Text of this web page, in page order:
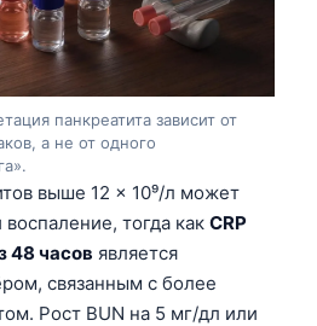
панкреатита зависит от
а не от одного
выше 12 × 10⁹/л может
тогда как CRP
48 часов является
связанным с более
Рост BUN на 5 мг/дл или